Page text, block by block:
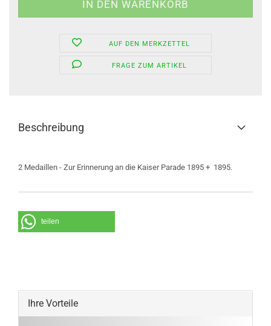
AUF DEN MERKZETTEL
FRAGE ZUM ARTIKEL
Beschreibung
2 Medaillen - Zur Erinnerung an die Kaiser Parade 1895 + 1895.
teilen
Ihre Vorteile